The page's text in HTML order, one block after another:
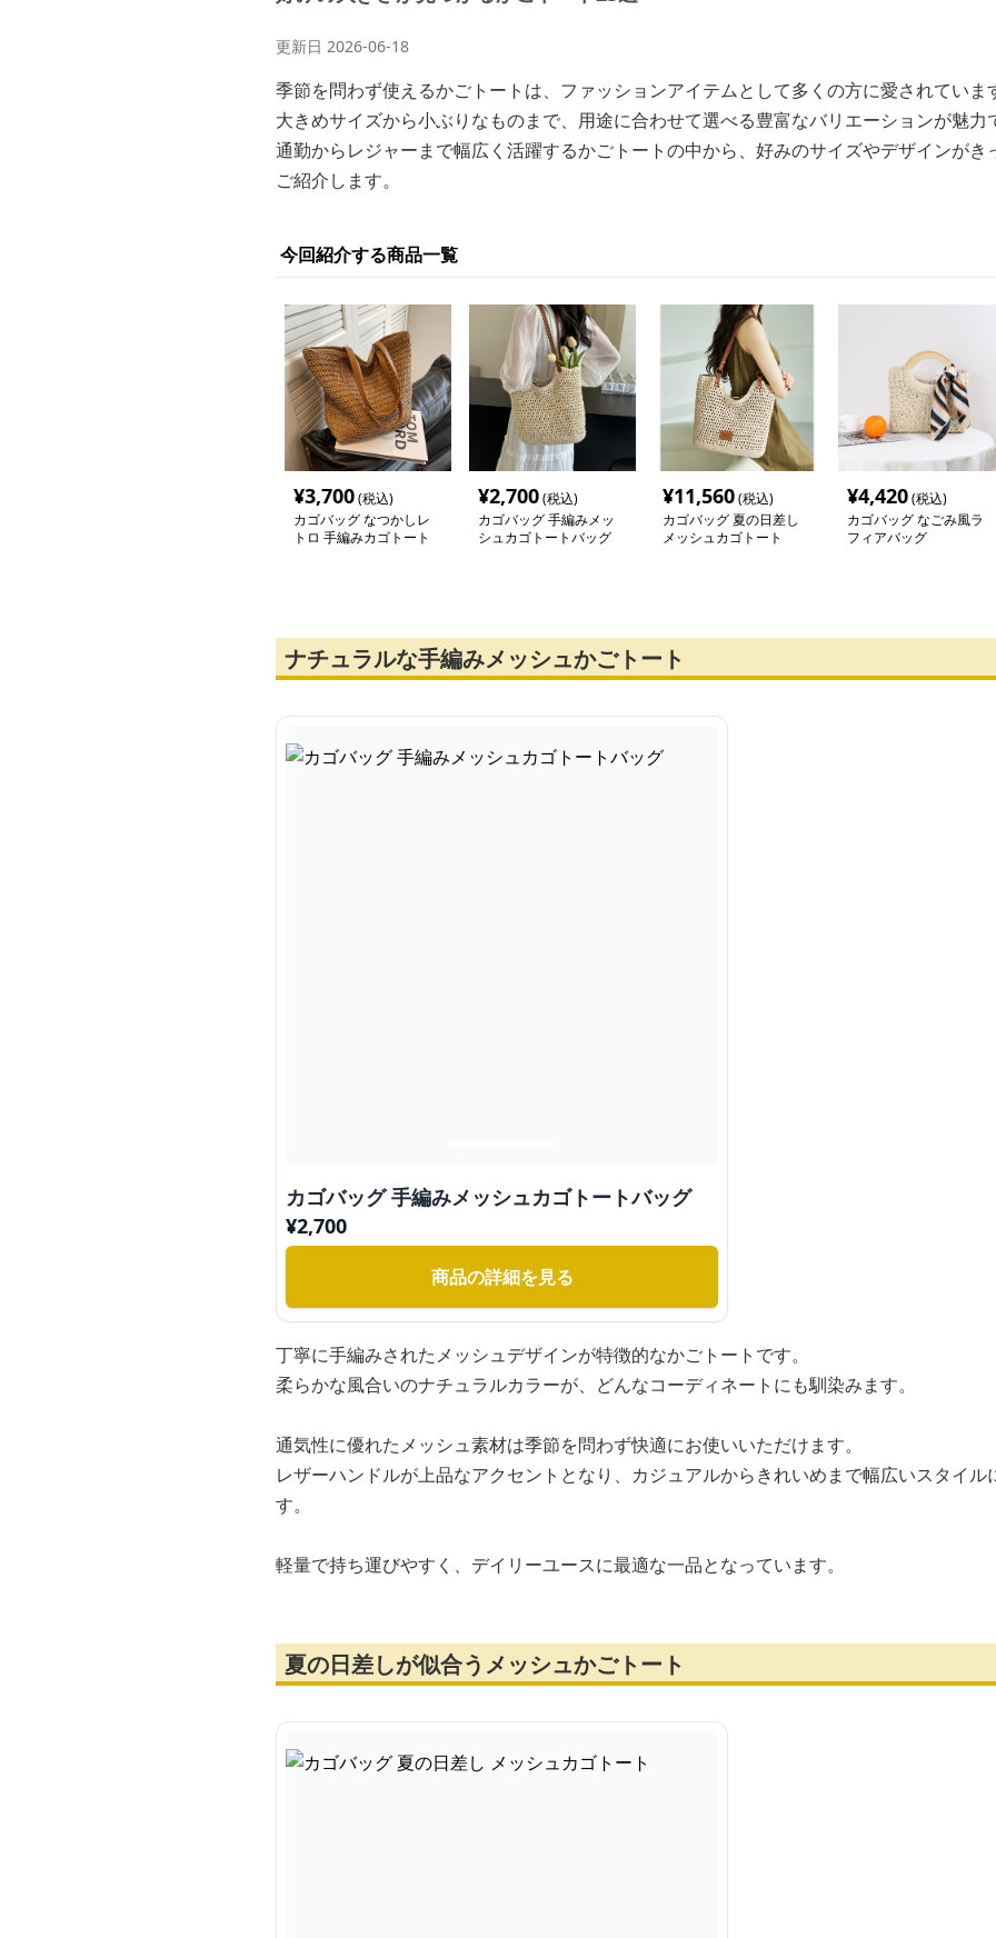
更新日 2026-06-18
季節を問わず使えるかごトートは、ファッションアイテムとして多くの方に愛されていま
大きめサイズから小ぶりなものまで、用途に合わせて選べる豊富なバリエーションが魅力
通勤からレジャーまで幅広く活躍するかごトートの中から、好みのサイズやデザインがき
ご紹介します。
今回紹介する商品一覧
¥3,700(税込)
カゴバッグ なつかしレ
トロ 手編みカゴトート
¥2,700(税込)
カゴバッグ 手編みメッ
シュカゴトートバッグ
¥11,560(税込)
カゴバッグ 夏の日差し
メッシュカゴトート
¥4,420(税込)
カゴバッグ なごみ風ラ
フィアバッグ
ナチュラルな手編みメッシュかごトート
カゴバッグ 手編みメッシュカゴトートバッグ
¥2,700
商品の詳細を見る
丁寧に手編みされたメッシュデザインが特徴的なかごトートです。
柔らかな風合いのナチュラルカラーが、どんなコーディネートにも馴染みます。
通気性に優れたメッシュ素材は季節を問わず快適にお使いいただけます。
レザーハンドルが上品なアクセントとなり、カジュアルからきれいめまで幅広いスタイ
す。
軽量で持ち運びやすく、デイリーユースに最適な一品となっています。
夏の日差しが似合うメッシュかごトート